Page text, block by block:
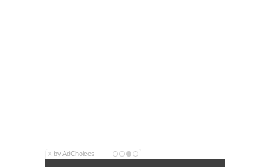
X by AdChoices